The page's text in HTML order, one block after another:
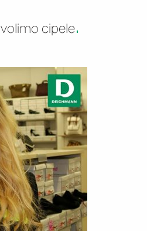
volimo cipele.